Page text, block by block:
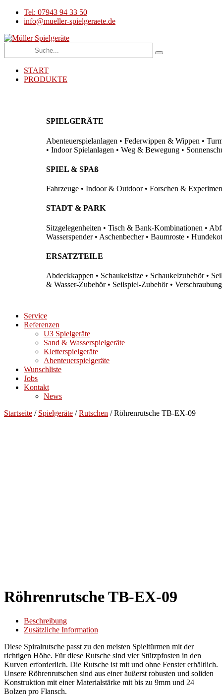
Tel: 07943 94 33 50
info@mueller-spielgeraete.de
START
PRODUKTE
SPIELGERÄTE
Abenteuerspielanlagen • Federwippen & Wippen •
• Indoor Spielanlagen • Weg & Bewegung •
SPIEL & SPAß
Fahrzeuge • Indoor & Outdoor • Forschen &
STADT & PARK
Sitzgelegenheiten • Tisch & Bank-Kombinationen •
Wasserspender • Aschenbecher • Baumroste •
ERSATZTEILE
Abdeckkappen • Schaukelsitze • Schaukelzubehör •
& Wasser-Zubehör • Seilspiel-Zubehör •
Service
Referenzen
U3 Spielgeräte
Sand & Wasserspielgeräte
Kletterspielgeräte
Abenteuerspielgeräte
Wunschliste
Jobs
Kontakt
News
Startseite / Spielgeräte /Rutschen / Röhrenrutsche TB-EX-09
Röhrenrutsche TB-EX-09
Beschreibung
Zusätzliche Information
Diese Spiralrutsche passt zu den meisten Spieltürmen mit der
richtigen Höhe. Für diese Rutsche sind vier Stützpfosten in den
Kurven erforderlich. Die Rutsche ist mit und ohne Fenster erhältlich.
Unsere Röhrenrutschen sind aus einer äußerst robusten und soliden
Konstruktion mit einer Materialstärke mit bis zu 9mm und 24
Bolzen pro Flansch.